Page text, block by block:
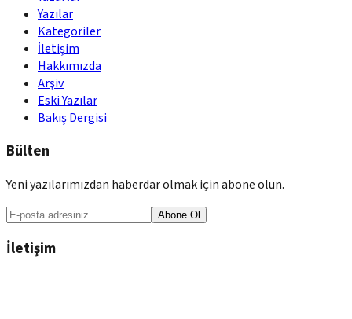
Yazılar
Kategoriler
İletişim
Hakkımızda
Arşiv
Eski Yazılar
Bakış Dergisi
Bülten
Yeni yazılarımızdan haberdar olmak için abone olun.
Abone Ol
İletişim